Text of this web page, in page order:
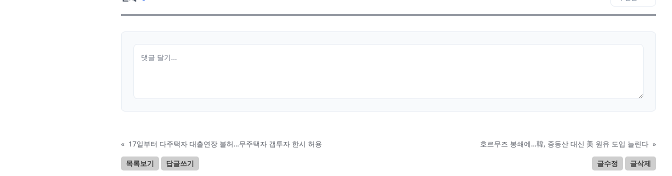
« 17일부터 다주택자 대출연장 불허…무주택자 갭투자 한시 허용 호르무즈 봉쇄에…韓, 중동산 대신 美 원유 도입 늘린다 »
목록보기 답글쓰기 글수정 글삭제